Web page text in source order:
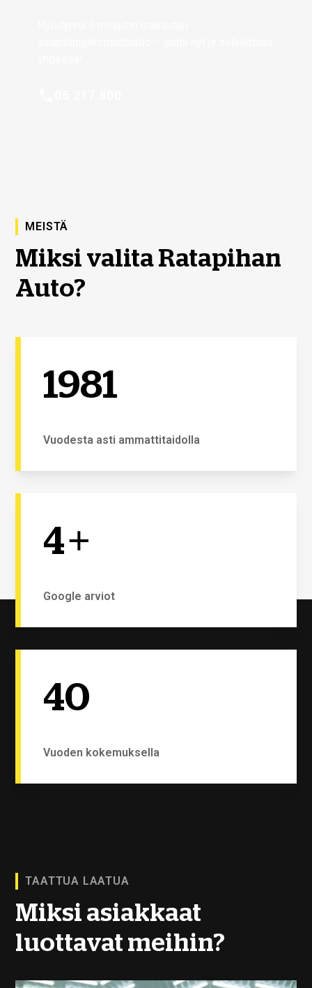
MEISTÄ
Miksi valita Ratapihan
Auto?
1981
Vuodesta asti ammattitaidolla
4+
Google arviot
40
Vuoden kokemuksella
TAATTUA LAATUA
Miksi asiakkaat
luottavat meihin?